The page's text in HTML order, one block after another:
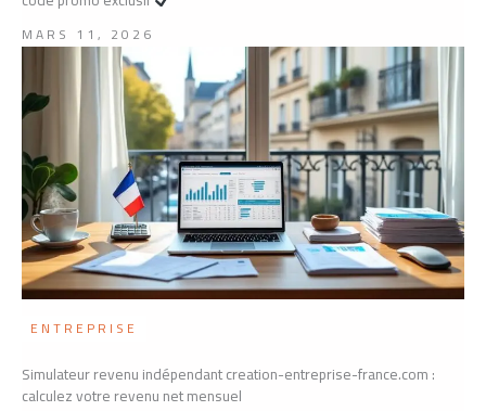
MARS 11, 2026
ENTREPRISE
Simulateur revenu indépendant creation-entreprise-france.com :
calculez votre revenu net mensuel